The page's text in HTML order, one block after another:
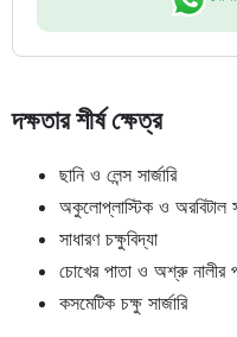
দক্ষতার শীর্ষ ক্ষেত্র
ছানি ও লেন্স সার্জারি
অকুলোপ্লাস্টিক ও অরবিটাল
সাধারণ চক্ষুবিদ্যা
চোখের পাতা ও অশ্রু নালীর
কসমেটিক চক্ষু সার্জারি